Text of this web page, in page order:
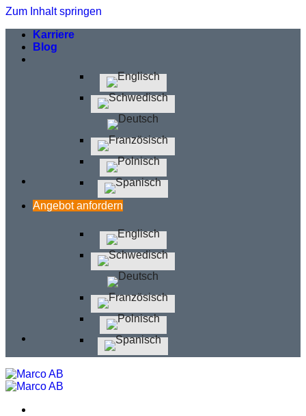
Zum Inhalt springen
Karriere
Blog
Angebot anfordern